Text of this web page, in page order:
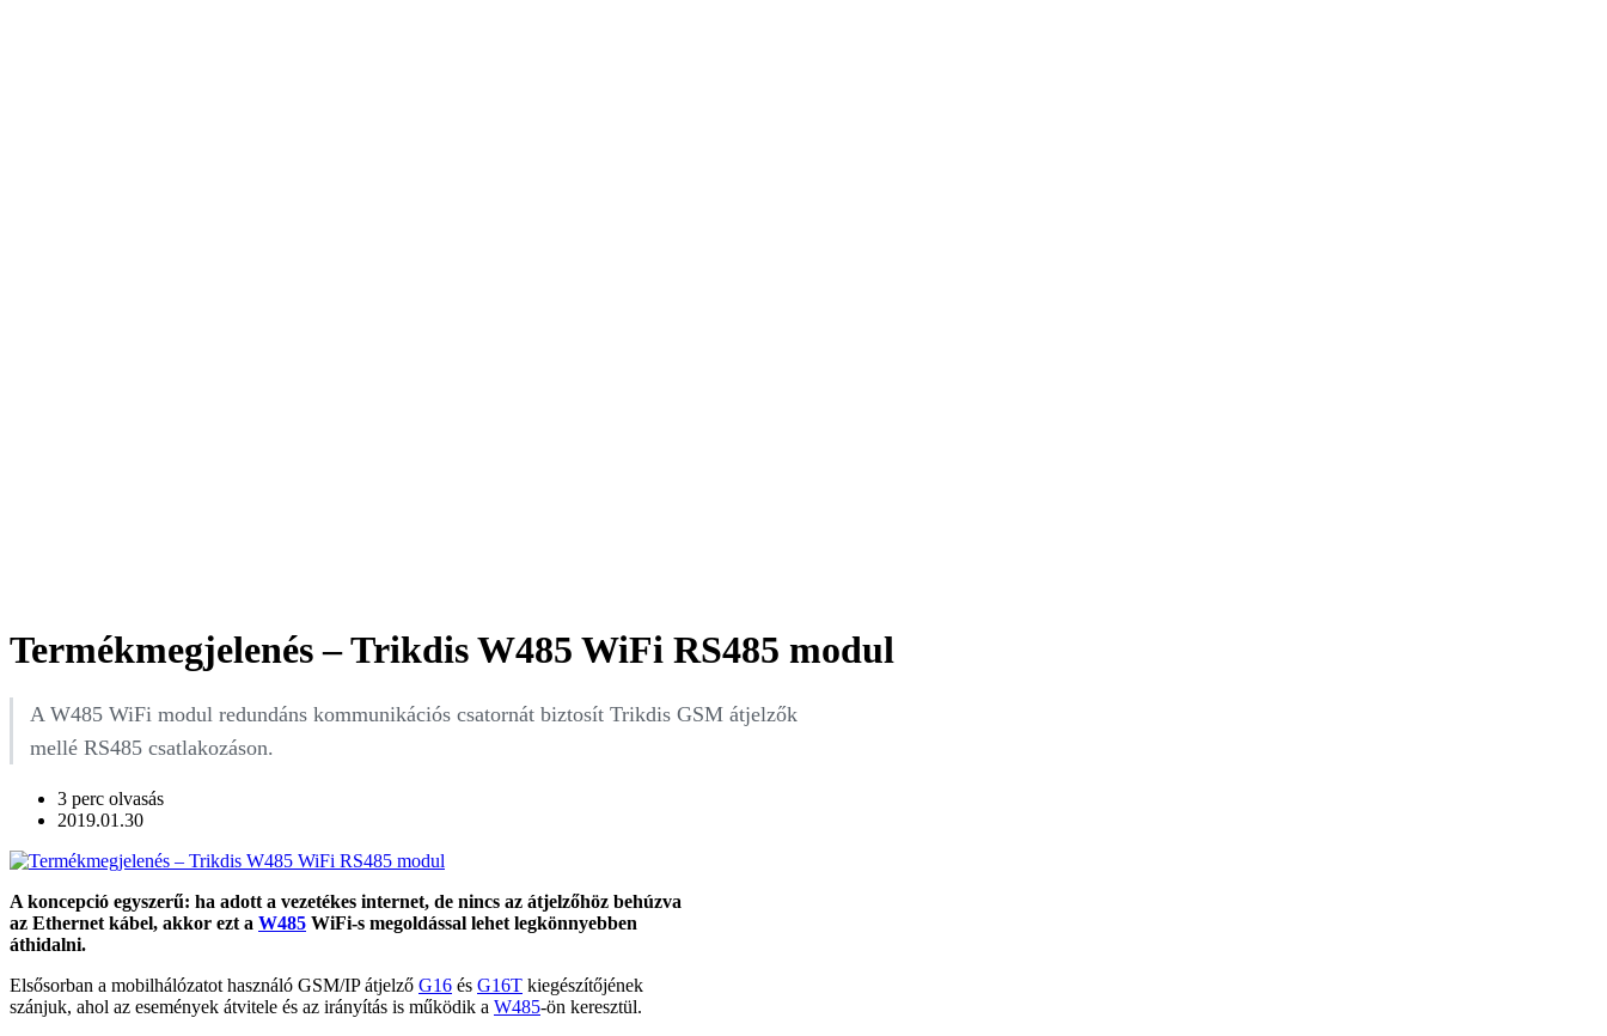
Termékmegjelenés – Trikdis W485 WiFi RS485 modul
A W485 WiFi modul redundáns kommunikációs csatornát biztosít Trikdis GSM átjelzők
mellé RS485 csatlakozáson.
3 perc olvasás
2019.01.30
A koncepció egyszerű: ha adott a vezetékes internet, de nincs az átjelzőhöz behúzva
az Ethernet kábel, akkor ezt a W485 WiFi-s megoldással lehet legkönnyebben
áthidalni.
Elsősorban a mobilhálózatot használó GSM/IP átjelző G16 és G16T kiegészítőjének
szánjuk, ahol az események átvitele és az irányítás is működik a W485-ön keresztül.